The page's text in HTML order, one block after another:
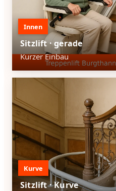
Innen
Sitzlift · gerade
Kurzer Einbau
Kurve
Sitzlift · Kurve